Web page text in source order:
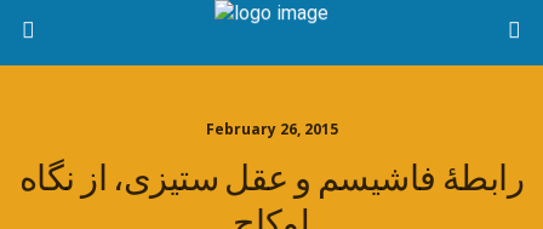
February 26, 2015
رابطۀ فاشیسم و عقل ستیزی، از نگاه